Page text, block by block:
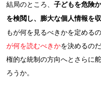
結局のところ、子どもを危険
を検閲し、膨大な個人情報を
もが何を見るべきかを定める
が何を読むべきかを決めるの
権的な統制の方向へとさらに
ろうか。